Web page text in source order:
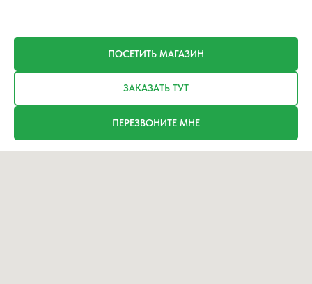
ПОСЕТИТЬ МАГАЗИН
ЗАКАЗАТЬ ТУТ
ПЕРЕЗВОНИТЕ МНЕ